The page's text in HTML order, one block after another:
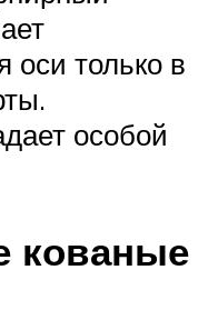
оси только в
особой
кованые